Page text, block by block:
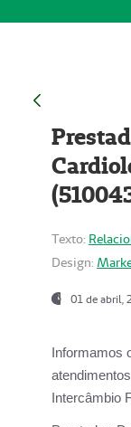
Texto:
Design:
01 de abril,
Informamos
Intercâmbio